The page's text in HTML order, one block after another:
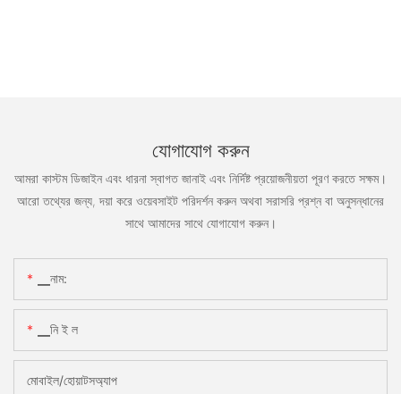
যোগাযোগ করুন
আমরা কাস্টম ডিজাইন এবং ধারনা স্বাগত জানাই এবং নির্দিষ্ট প্রয়োজনীয়তা পূরণ করতে সক্ষম।
আরো তথ্যের জন্য, দয়া করে ওয়েবসাইট পরিদর্শন করুন অথবা সরাসরি প্রশ্ন বা অনুসন্ধানের
সাথে আমাদের সাথে যোগাযোগ করুন।
▁নাম:
▁নি ই ল
মোবাইল/হোয়াটসঅ্যাপ